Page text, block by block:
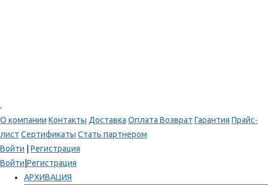
.
О компании Контакты Доставка Оплата Возврат Гарантия Прайс-
лист Сертификаты Стать партнером
Войти
Регистрация
Войти Регистрация
АРХИВАЦИЯ